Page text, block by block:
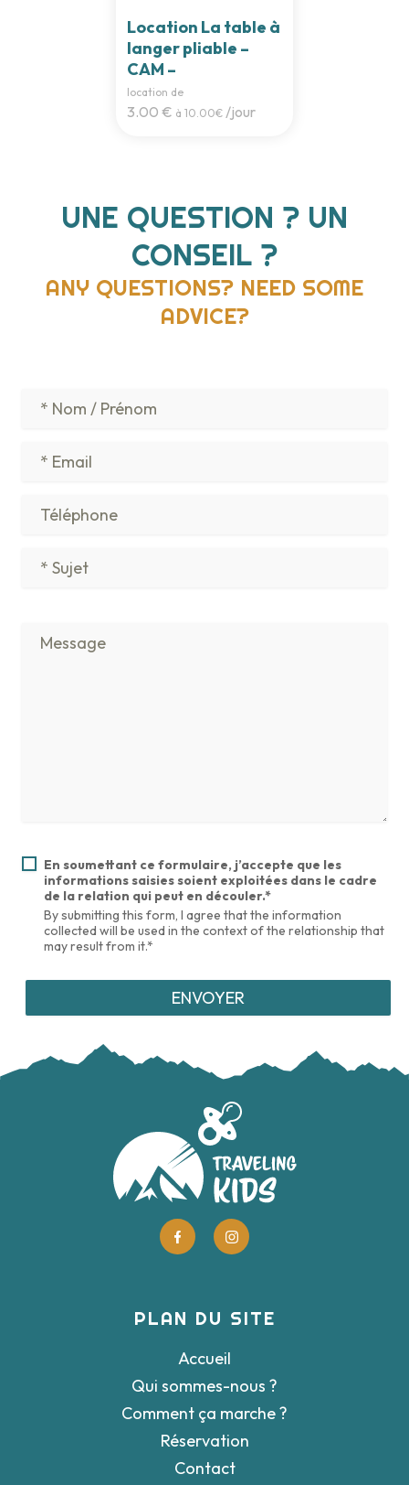
Location La table à
langer pliable –
CAM –
location de
3.00 € à 10.00€ /jour
UNE QUESTION ? UN
CONSEIL ?
ANY QUESTIONS? NEED SOME
ADVICE?
En soumettant ce formulaire, j’accepte que les
informations saisies soient exploitées dans le cadre
de la relation qui peut en découler.*
By submitting this form, I agree that the information
collected will be used in the context of the relationship that
may result from it.*
PLAN DU SITE
Accueil
Qui sommes-nous ?
Comment ça marche ?
Réservation
Contact